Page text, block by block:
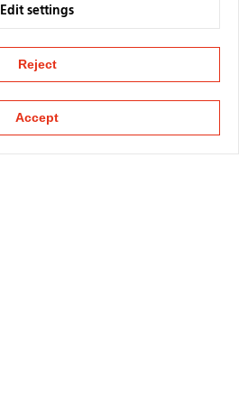
Edit settings
Reject
Accept